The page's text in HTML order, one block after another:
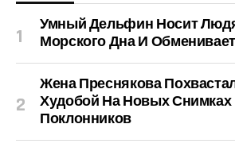
Умный Дельфин Носит
Морского Дна И
Жена Преснякова
Худобой На Новых Снимках
Поклонников